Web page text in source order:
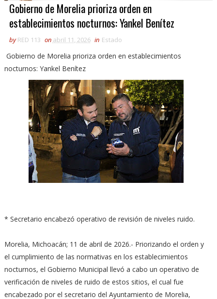
Gobierno de Morelia prioriza orden en
establecimientos nocturnos: Yankel Benítez
by RED 113 on abril 11, 2026 in Estado
Gobierno de Morelia prioriza orden en establecimientos
nocturnos: Yankel Benítez
* Secretario encabezó operativo de revisión de niveles ruido.
Morelia, Michoacán; 11 de abril de 2026.- Priorizando el orden y
el cumplimiento de las normativas en los establecimientos
nocturnos, el Gobierno Municipal llevó a cabo un operativo de
verificación de niveles de ruido de estos sitios, el cual fue
encabezado por el secretario del Ayuntamiento de Morelia,